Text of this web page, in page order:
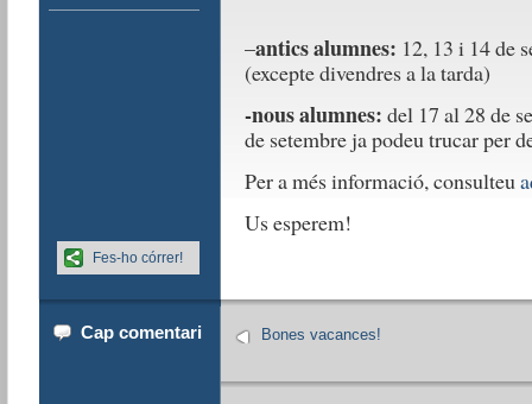
–antics alumnes: 12, 13 i 14 de
(excepte divendres a la tarda)
-nous alumnes: del 17 al 28 de
de setembre ja podeu trucar per
Per a més informació, consulteu
Us esperem!
Fes-ho córrer!
Cap comentari Bones vacances!